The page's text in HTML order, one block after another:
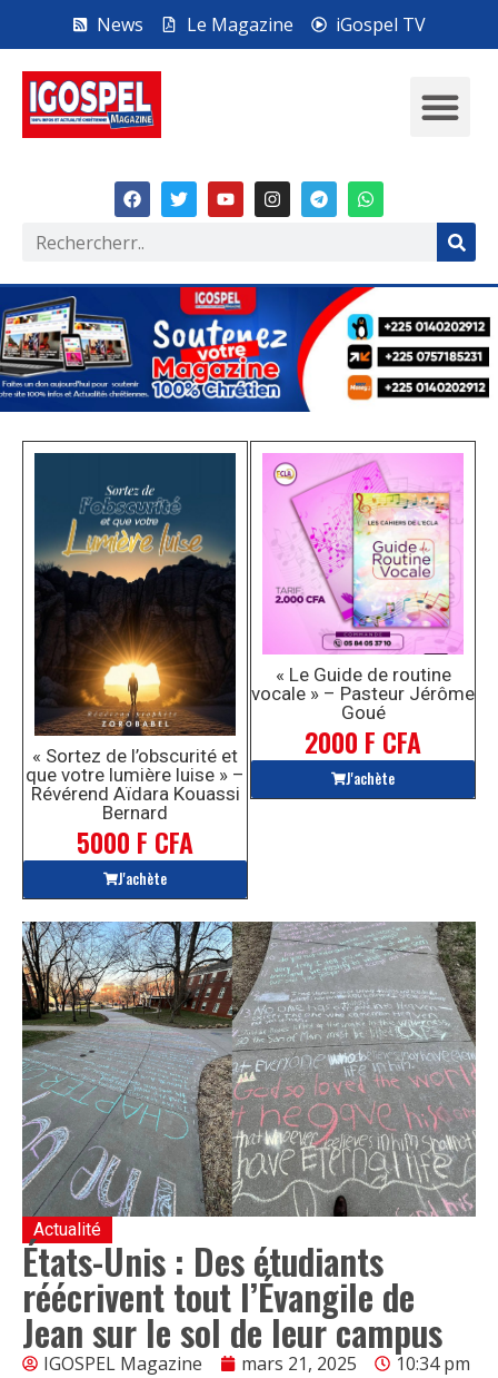
News Le Magazine iGospel TV
« Sortez de l’obscurité et
que votre lumière luise » –
Révérend Aïdara Kouassi
Bernard
5000 F CFA
J'achète
« Le Guide de routine
vocale » – Pasteur Jérôme
Goué
2000 F CFA
J'achète
Actualité
États-Unis : Des étudiants
réécrivent tout l’Évangile de
Jean sur le sol de leur campus
IGOSPEL Magazine mars 21, 2025 10:34 pm